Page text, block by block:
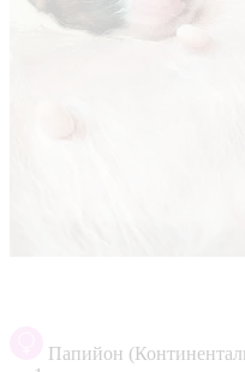
Папийон